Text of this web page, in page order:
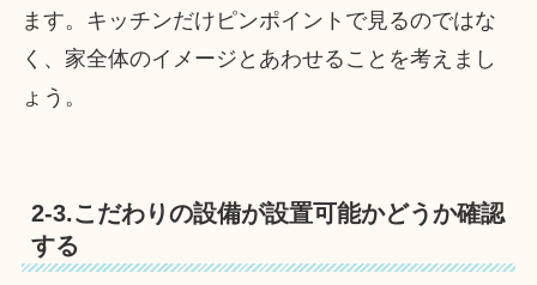
ます。キッチンだけピンポイントで見るのではな
く、家全体のイメージとあわせることを考えまし
ょう。
2-3.こだわりの設備が設置可能かどうか確認
する